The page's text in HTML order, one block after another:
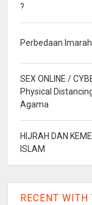
?
SEX ONLINE /
Physical
Agama
HIJRAH DAN
ISLAM
RECENT